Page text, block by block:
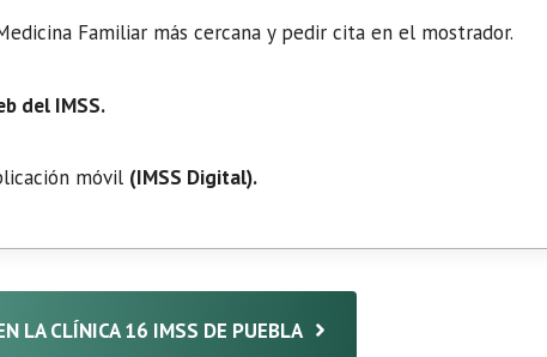
Familiar más cercana y pedir cita en el mostrador.
del IMSS.
móvil (IMSS Digital).
LA CLÍNICA 16 IMSS DE PUEBLA